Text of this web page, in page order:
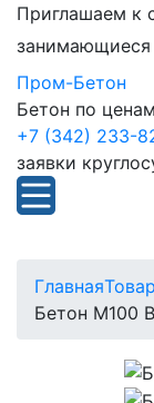
Приглашаем к
занимающиеся
Пром-Бетон
Бетон по
+7 (342) 233-
заявки
Главная
Бетон М100